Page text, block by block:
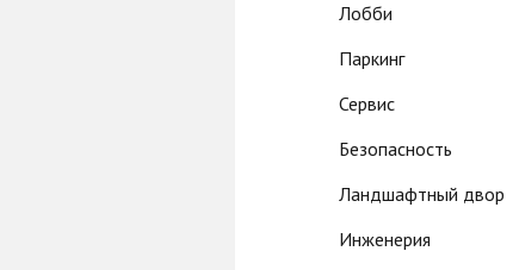
Лобби
Паркинг
Сервис
Безопасность
Ландшафтный двор
Инженерия